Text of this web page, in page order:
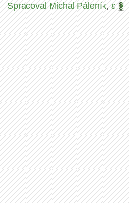
Spracoval Michal Páleník,ε